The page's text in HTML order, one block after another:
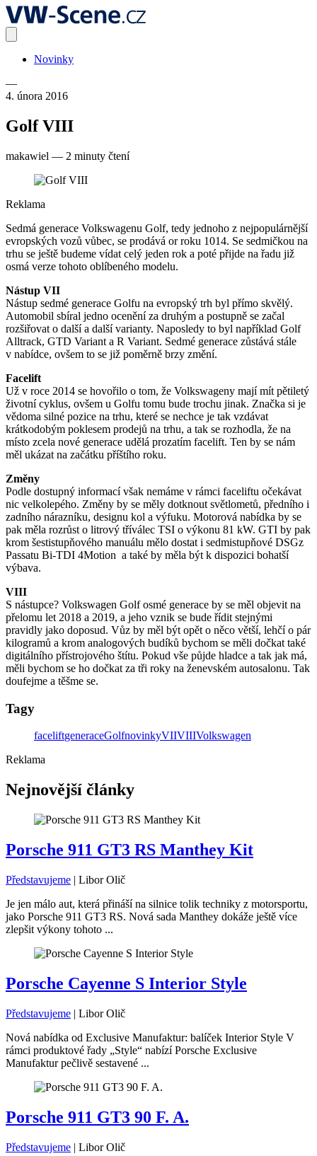
Novinky
—
4. února 2016
Golf VIII
makawiel — 2 minuty čtení
Reklama
Sedmá generace Volkswagenu Golf, tedy jednoho z nejpopulárnější
evropských vozů vůbec, se prodává or roku 1014. Se sedmičkou na
trhu se ještě budeme vídat celý jeden rok a poté přijde na řadu již
osmá verze tohoto oblíbeného modelu.
Nástup VII
Nástup sedmé generace Golfu na evropský trh byl přímo skvělý.
Automobil sbíral jedno ocenění za druhým a postupně se začal
rozšiřovat o další a další varianty. Naposledy to byl například Golf
Alltrack, GTD Variant a R Variant. Sedmé generace zůstává stále
v nabídce, ovšem to se již poměrně brzy změní.
Facelift
Už v roce 2014 se hovořilo o tom, že Volkswageny mají mít pětiletý
životní cyklus, ovšem u Golfu tomu bude trochu jinak. Značka si je
vědoma silné pozice na trhu, které se nechce je tak vzdávat
krátkodobým poklesem prodejů na trhu, a tak se rozhodla, že na
místo zcela nové generace udělá prozatím facelift. Ten by se nám
měl ukázat na začátku příštího roku.
Změny
Podle dostupný informací však nemáme v rámci faceliftu očekávat
nic velkolepého. Změny by se měly dotknout světlometů, předního i
zadního nárazníku, designu kol a výfuku. Motorová nabídka by se
pak měla rozrůst o litrový tříválec TSI o výkonu 81 kW. GTI by pak
krom šestistupňového manuálu mělo dostat i sedmistupňové DSGz
Passatu Bi-TDI 4Motion a také by měla být k dispozici bohatší
výbava.
VIII
S nástupce? Volkswagen Golf osmé generace by se měl objevit na
přelomu let 2018 a 2019, a jeho vznik se bude řídit stejnými
pravidly jako doposud. Vůz by měl být opět o něco větší, lehčí o pár
kilogramů a krom analogových budíků bychom se měli dočkat také
digitálního přístrojového štítu. Pokud vše půjde hladce a tak jak má,
měli bychom se ho dočkat za tři roky na ženevském autosalonu. Tak
doufejme a těšme se.
Tagy
faceliftgeneraceGolfnovinkyVIIVIIIVolkswagen
Reklama
Nejnovější články
Porsche 911 GT3 RS Manthey Kit
Představujeme | Libor Olič
Je jen málo aut, která přináší na silnice tolik techniky z motorsportu,
jako Porsche 911 GT3 RS. Nová sada Manthey dokáže ještě více
zlepšit výkony tohoto ...
Porsche Cayenne S Interior Style
Představujeme | Libor Olič
Nová nabídka od Exclusive Manufaktur: balíček Interior Style V
rámci produktové řady „Style“ nabízí Porsche Exclusive
Manufaktur pečlivě sestavené ...
Porsche 911 GT3 90 F. A.
Představujeme | Libor Olič